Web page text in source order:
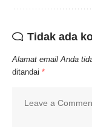
Tidak ada
Alamat email Anda
ditandai *